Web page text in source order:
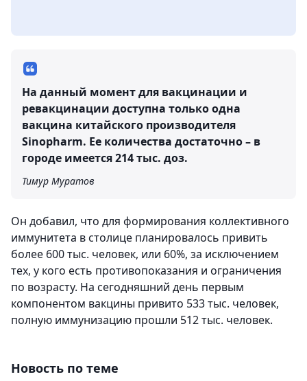
На данный момент для вакцинации и
ревакцинации доступна только одна
вакцина китайского производителя
Sinopharm. Ее количества достаточно – в
городе имеется 214 тыс. доз.
Тимур Муратов
Он добавил, что для формирования коллективного
иммунитета в столице планировалось привить
более 600 тыс. человек, или 60%, за исключением
тех, у кого есть противопоказания и ограничения
по возрасту. На сегодняшний день первым
компонентом вакцины привито 533 тыс. человек,
полную иммунизацию прошли 512 тыс. человек.
Новость по теме